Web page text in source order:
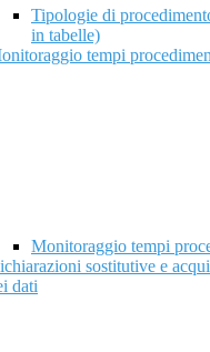
Tipologie di
in tabelle)
tempi
Monitoraggio tempi
sostitutive e
dati